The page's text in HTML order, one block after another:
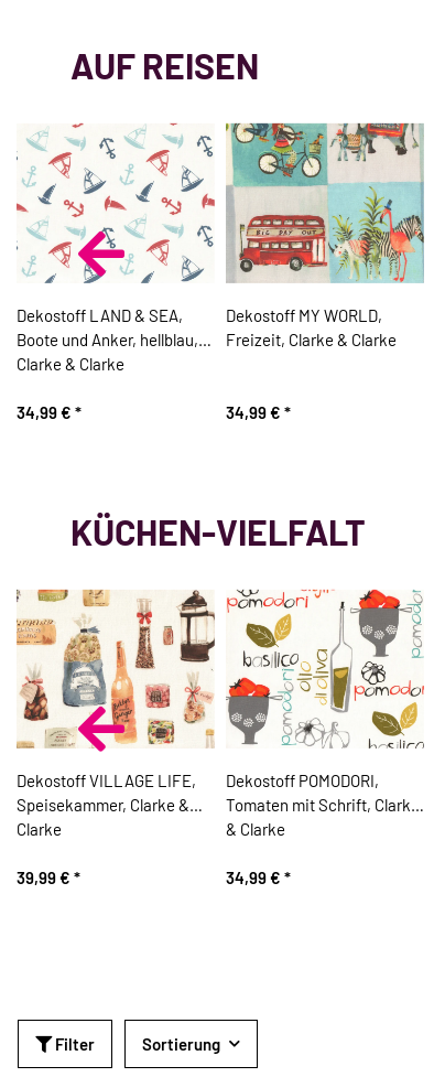
AUF REISEN
Dekostoff LAND & SEA,
Boote und Anker, hellblau,
Clarke & Clarke
34,99 € *
Dekostoff MY WORLD,
Freizeit, Clarke & Clarke
34,99 € *
KÜCHEN-VIELFALT
Dekostoff VILLAGE LIFE,
Speisekammer, Clarke &
Clarke
39,99 € *
Dekostoff POMODORI,
Tomaten mit Schrift, Clarke
& Clarke
34,99 € *
Filter Sortierung